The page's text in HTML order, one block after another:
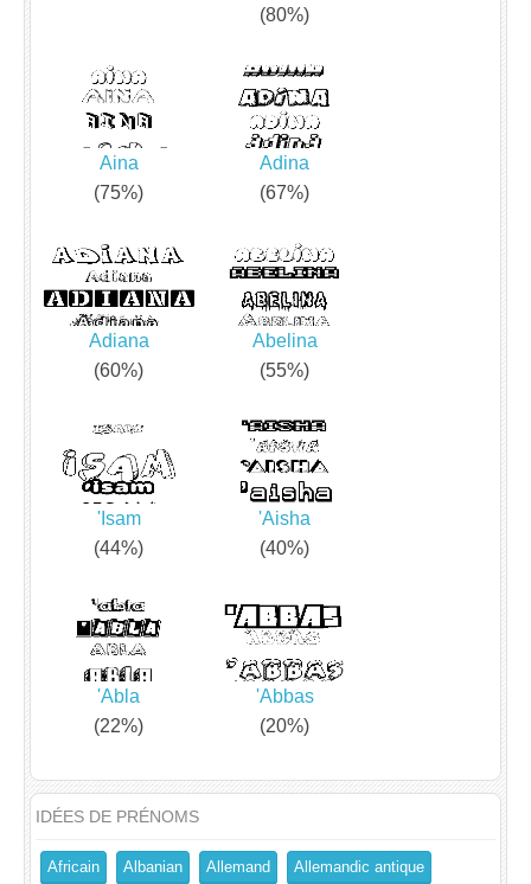
(80%)
Aina
(75%)
Adina
(67%)
Adiana
(60%)
Abelina
(55%)
'Isam
(44%)
'Aisha
(40%)
'Abla
(22%)
'Abbas
(20%)
IDÉES DE PRÉNOMS
Africain Albanian Allemand Allemandic antique